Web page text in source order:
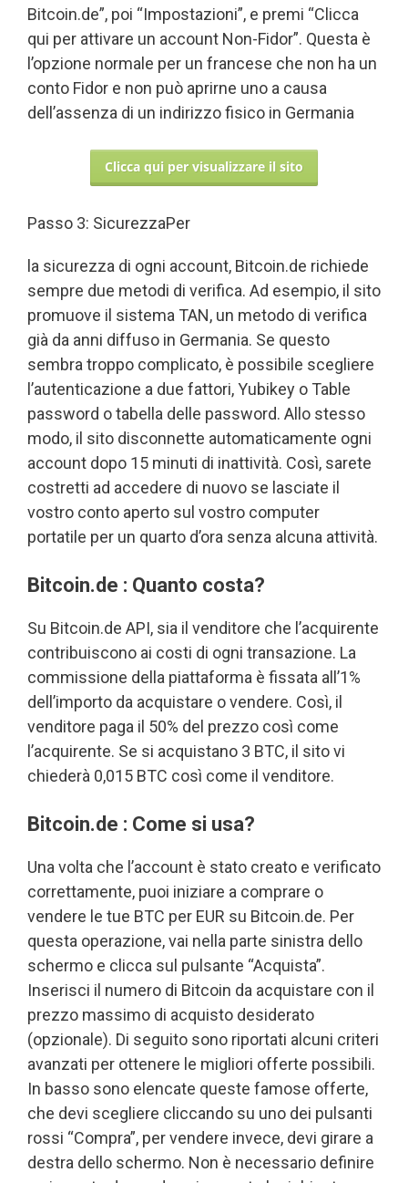
Bitcoin.de”, poi “Impostazioni”, e premi “Clicca
qui per attivare un account Non-Fidor”. Questa è
l’opzione normale per un francese che non ha un
conto Fidor e non può aprirne uno a causa
dell’assenza di un indirizzo fisico in Germania
Clicca qui per visualizzare il sito
Passo 3: SicurezzaPer
la sicurezza di ogni account, Bitcoin.de richiede
sempre due metodi di verifica. Ad esempio, il sito
promuove il sistema TAN, un metodo di verifica
già da anni diffuso in Germania. Se questo
sembra troppo complicato, è possibile scegliere
l’autenticazione a due fattori, Yubikey o Table
password o tabella delle password. Allo stesso
modo, il sito disconnette automaticamente ogni
account dopo 15 minuti di inattività. Così, sarete
costretti ad accedere di nuovo se lasciate il
vostro conto aperto sul vostro computer
portatile per un quarto d’ora senza alcuna attività.
Bitcoin.de : Quanto costa?
Su Bitcoin.de API, sia il venditore che l’acquirente
contribuiscono ai costi di ogni transazione. La
commissione della piattaforma è fissata all’1%
dell’importo da acquistare o vendere. Così, il
venditore paga il 50% del prezzo così come
l’acquirente. Se si acquistano 3 BTC, il sito vi
chiederà 0,015 BTC così come il venditore.
Bitcoin.de : Come si usa?
Una volta che l’account è stato creato e verificato
correttamente, puoi iniziare a comprare o
vendere le tue BTC per EUR su Bitcoin.de. Per
questa operazione, vai nella parte sinistra dello
schermo e clicca sul pulsante “Acquista”.
Inserisci il numero di Bitcoin da acquistare con il
prezzo massimo di acquisto desiderato
(opzionale). Di seguito sono riportati alcuni criteri
avanzati per ottenere le migliori offerte possibili.
In basso sono elencate queste famose offerte,
che devi scegliere cliccando su uno dei pulsanti
rossi “Compra”, per vendere invece, devi girare a
destra dello schermo. Non è necessario definire